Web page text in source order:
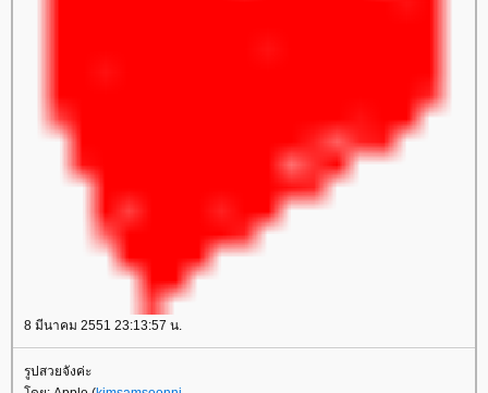
8 มีนาคม 2551 23:13:57 น.
รูปสวยจังค่ะ